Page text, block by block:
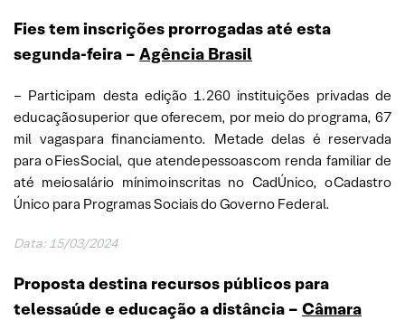
Fies tem inscrições prorrogadas até esta
segunda-feira – Agência Brasil
– Participam desta edição 1.260 instituições privadas de
educação superior que oferecem, por meio do programa, 67
mil vagas para financiamento. Metade delas é reservada
para o Fies Social, que atende pessoas com renda familiar de
até meio salário mínimo inscritas no CadÚnico, o Cadastro
Único para Programas Sociais do Governo Federal.
Data: 15/03/2024
Proposta destina recursos públicos para
telessaúde e educação a distância – Câmara